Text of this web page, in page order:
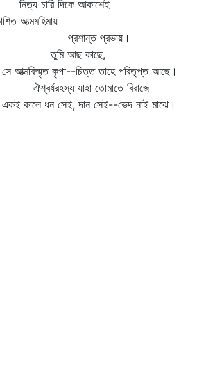
চারি দিকে আকাশেই
আত্মমহিমায়
প্রভায়।
আছ কাছে,
কৃপা--চিত্ত তাহে পরিতৃপ্ত আছে।
যাহা তোমাতে বিরাজে
ধন সেই, দান সেই--ভেদ নাই মাঝে।